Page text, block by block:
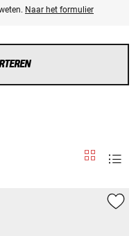
Naar het formulier